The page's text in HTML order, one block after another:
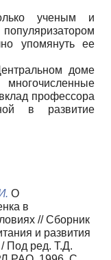
ученым и
упомянуть ее
доме
профессора
в развитие
О
в
// Сборник
и развития
/ Под ред. Т.Д.